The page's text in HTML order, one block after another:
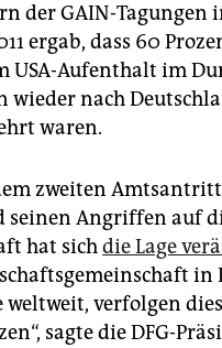
der GAIN-Tagungen
ergab, dass 60
USA-Aufenthalt im
wieder nach
waren.
zweiten
seinen Angriffen auf
hat sichdie Lage
in
weltweit, verfolgen
sagte die DFG-